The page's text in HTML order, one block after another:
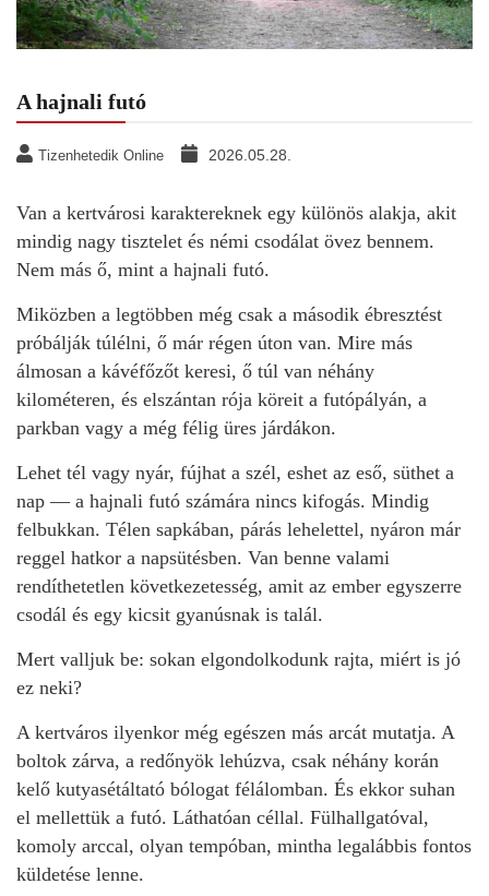
A hajnali futó
Tizenhetedik Online 2026.05.28.
Van a kertvárosi karaktereknek egy különös alakja, akit
mindig nagy tisztelet és némi csodálat övez bennem.
Nem más ő, mint a hajnali futó.
Miközben a legtöbben még csak a második ébresztést
próbálják túlélni, ő már régen úton van. Mire más
álmosan a kávéfőzőt keresi, ő túl van néhány
kilométeren, és elszántan rója köreit a futópályán, a
parkban vagy a még félig üres járdákon.
Lehet tél vagy nyár, fújhat a szél, eshet az eső, süthet a
nap — a hajnali futó számára nincs kifogás. Mindig
felbukkan. Télen sapkában, párás lehelettel, nyáron már
reggel hatkor a napsütésben. Van benne valami
rendíthetetlen következetesség, amit az ember egyszerre
csodál és egy kicsit gyanúsnak is talál.
Mert valljuk be: sokan elgondolkodunk rajta, miért is jó
ez neki?
A kertváros ilyenkor még egészen más arcát mutatja. A
boltok zárva, a redőnyök lehúzva, csak néhány korán
kelő kutyasétáltató bólogat félálomban. És ekkor suhan
el mellettük a futó. Láthatóan céllal. Fülhallgatóval,
komoly arccal, olyan tempóban, mintha legalábbis fontos
küldetése lenne.